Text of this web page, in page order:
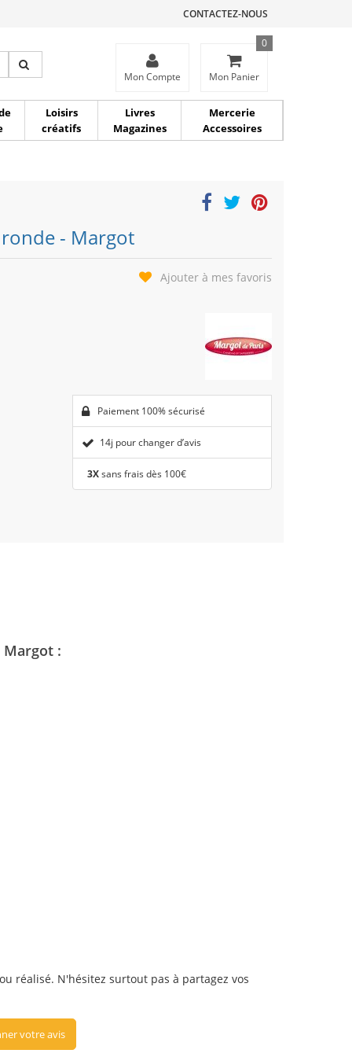
CONTACTEZ-NOUS
Mon Compte Mon Panier
0
Loisirs
créatifs
Livres
Magazines
Mercerie
Accessoires
- Margot
Ajouter à mes favoris
Paiement 100% sécurisé
14j pour changer d’avis
3Xsans frais dès 100€
Margot :
réalisé. N'hésitez surtout pas à partagez vos
votre avis